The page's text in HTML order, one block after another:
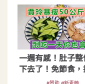
一週有感！肚子
下去了！免節食
暢就夠